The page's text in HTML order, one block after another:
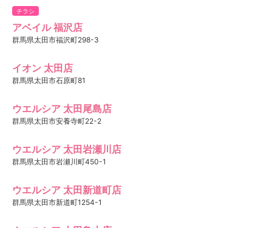
チラシ
アベイル 福沢店
群馬県太田市福沢町298-3
イオン 太田店
群馬県太田市石原町81
ウエルシア 太田尾島店
群馬県太田市安養寺町22-2
ウエルシア 太田岩瀬川店
群馬県太田市岩瀬川町450-1
ウエルシア 太田新道町店
群馬県太田市新道町1254-1